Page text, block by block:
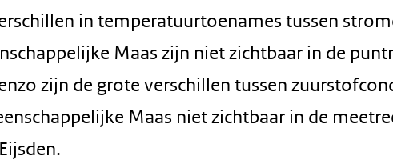
in temperatuurtoenames tussen
Maas zijn niet zichtbaar in de
zijn de grote verschillen tussen
Maas niet zichtbaar in de